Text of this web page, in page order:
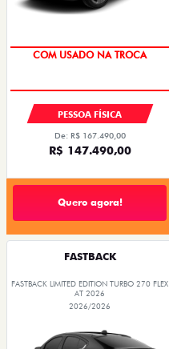
PESSOA FÍSICA
De: R$ 167.490,00
R$ 147.490,00
Quero agora!
FASTBACK
FASTBACK LIMITED EDITION TURBO 270 FLEX
AT 2026
2026/2026